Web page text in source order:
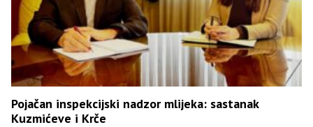
Pojačan inspekcijski nadzor mlijeka: sastanak
Kuzmićeve i Krče